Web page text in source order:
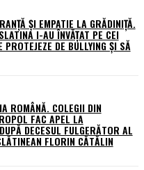
ȘI EMPATIE LA GRĂDINIȚĂ.
I-AU ÎNVĂȚAT PE CEI
DE BULLYING ȘI SĂ
ROMÂNĂ. COLEGII DIN
FAC APEL LA
DECESUL FULGERĂTOR AL
FLORIN CĂTĂLIN